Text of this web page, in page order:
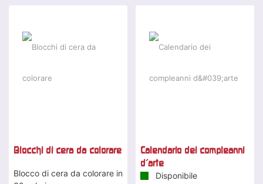
Blocchi di cera da colorare
Blocco di cera da colorare in
Calendario dei compleanni
d'arte
Disponibile